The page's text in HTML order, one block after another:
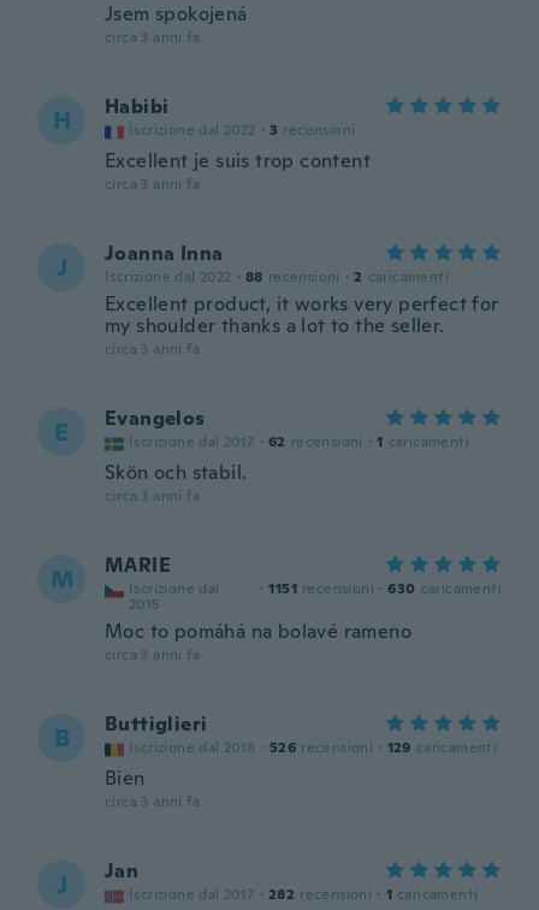
Jsem spokojená
circa 3 anni fa
H Habibi
Iscrizione dal 2022 · 3 recensioni
Excellent je suis trop content
circa 3 anni fa
J Joanna Inna
Iscrizione dal 2022 · 88 recensioni · 2 caricamenti
Excellent product, it works very perfect for
my shoulder thanks a lot to the seller.
circa 3 anni fa
E Evangelos
Iscrizione dal 2017 · 62 recensioni · 1 caricamenti
Skön och stabil.
circa 3 anni fa
M MARIE
Iscrizione dal
2015
· 1151 recensioni · 630 caricamenti
Moc to pomáhá na bolavé rameno
circa 3 anni fa
B Buttiglieri
Iscrizione dal 2018 · 526 recensioni · 129 caricamenti
Bien
circa 3 anni fa
J Jan
Iscrizione dal 2017 · 282 recensioni · 1 caricamenti